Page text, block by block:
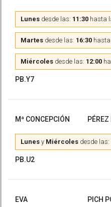
Lunes desde las: 11:30 hasta
Martes desde las: 16:30
Miércoles desde las: 12:00
PB.Y7
Mª CONCEPCIÓN PÉREZ
Lunes y Miércoles desde las:
PB.U2
EVA PICH